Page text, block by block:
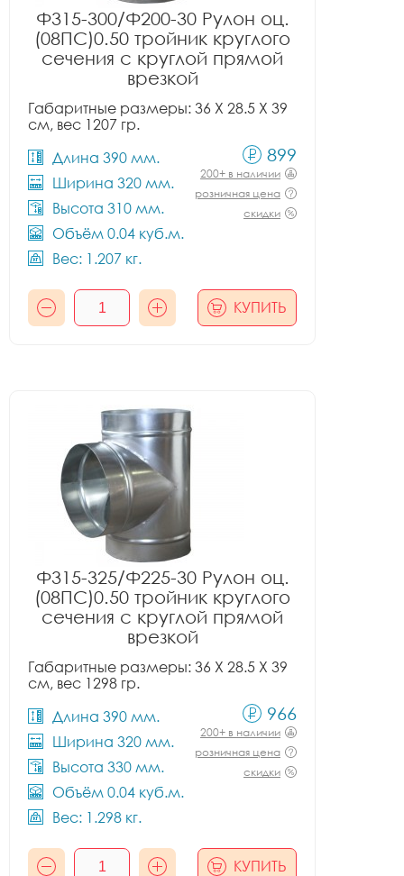
Ф315-300/Ф200-30 Рулон оц.
(08ПС)0.50 тройник круглого
сечения с круглой прямой
врезкой
Габаритные размеры: 36 X 28.5 X 39
см, вес 1207 гр.
Длина 390 мм.
Ширина 320 мм.
Высота 310 мм.
Объём 0.04 куб.м.
Вес: 1.207 кг.
899
200+ в наличии
розничная цена
скидки
КУПИТЬ
Ф315-325/Ф225-30 Рулон оц.
(08ПС)0.50 тройник круглого
сечения с круглой прямой
врезкой
Габаритные размеры: 36 X 28.5 X 39
см, вес 1298 гр.
Длина 390 мм.
Ширина 320 мм.
Высота 330 мм.
Объём 0.04 куб.м.
Вес: 1.298 кг.
966
200+ в наличии
розничная цена
скидки
КУПИТЬ